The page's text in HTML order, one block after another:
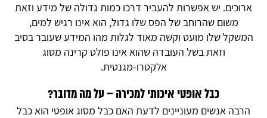
ארוכים. יש אפשרות להעביר דרכו כמות גדולה של מידע וזאת
משום שהרוחב של הפס שלו גדול, הוא אינו רגיש למים,
המשקל שלו מועט וקשה מאוד לגלות מהו המידע שעובר בסיב
וזאת בשל העובדה שהוא אינו פולט קרינה מסוג
אלקטרו-מגנטית.
כבל אופטי איכותי למכירה – על מה מדובר?
הרבה אנשים מעוניינים לדעת האם כבל מסוג אופטי הוא כבל